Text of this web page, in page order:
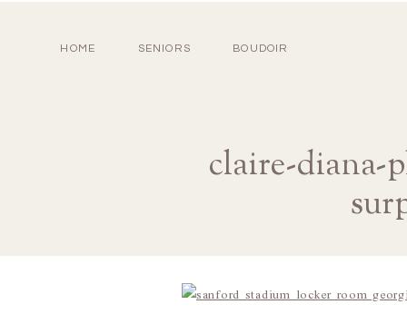
HOME SENIORS BOUDOIR
claire-diana-